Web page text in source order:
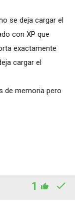
se deja cargar el
con XP que
exactamente
cargar el
de memoria pero
1